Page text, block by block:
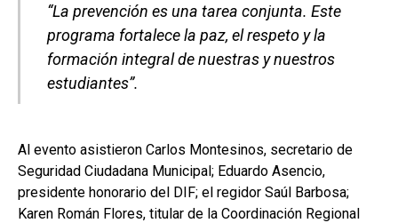
“La prevención es una tarea conjunta. Este
programa fortalece la paz, el respeto y la
formación integral de nuestras y nuestros
estudiantes”.
Al evento asistieron Carlos Montesinos, secretario de
Seguridad Ciudadana Municipal; Eduardo Asencio,
presidente honorario del DIF; el regidor Saúl Barbosa;
Karen Román Flores, titular de la Coordinación Regional